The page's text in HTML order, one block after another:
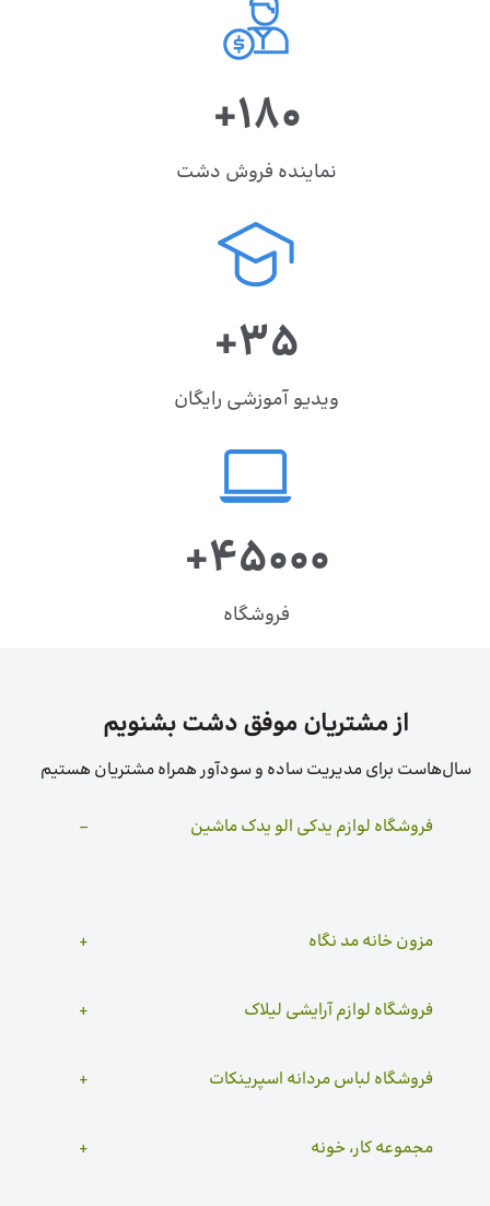
+180
نماینده فروش دشت
+35
ویدیو آموزشی رایگان
+4۵۰۰۰
فروشگاه
از مشتریان موفق دشت بشنویم
سال‌هاست برای مدیریت ساده و سودآور همراه مشتریان هستیم
فروشگاه لوازم یدکی الو یدک ماشین
مزون خانه مد نگاه
فروشگاه لوازم آرایشی لیلاک
فروشگاه لباس مردانه اسپرینکات
مجموعه کار، خونه